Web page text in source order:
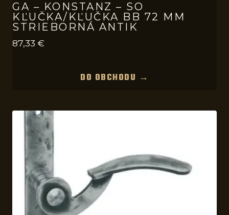
GA – KONSTANZ – SO
KĽUČKA/KĽUČKA BB 72 MM
STRIEBORNÁ ANTIK
87,33 €
DO OBCHODU →